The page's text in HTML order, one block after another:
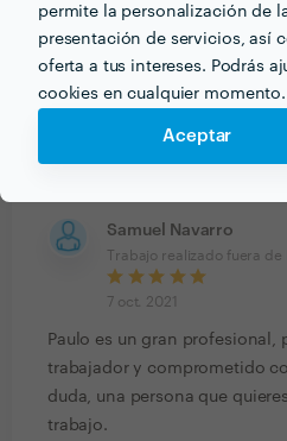
permite la personalización de
presentación de servicios, así
oferta a tus intereses. Podrás
cookies en cualquier momento.
Aceptar
convertido en un proveedor
Mil gracias Nacho.
encontrarme
duda nos vienen
Samuel Navarro
Trabajo realizado fuera
7 oct. 2021
Paulo es un gran profesional,
trabajador y comprometido
duda, una persona que
trabajo.